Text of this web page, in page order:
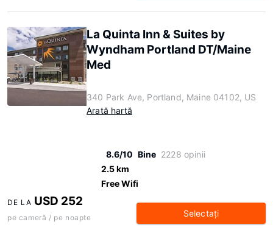
La Quinta Inn & Suites by
Wyndham Portland DT/Maine
Med
340 Park Ave, Portland, Maine 04102, US
Arată hartă
8.6/10 Bine 2228 opinii
2.5 km
Free Wifi
DE LA USD 252
pe cameră / pe noapte Selectaţi